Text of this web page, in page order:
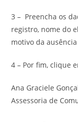
3 – Preencha os
registro, nome do
motivo da
4 – Por fim, clique
Ana Graciele
Assessoria de